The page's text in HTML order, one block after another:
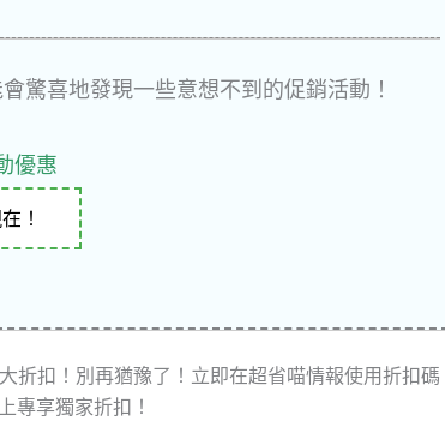
驚喜地發現一些意想不到的促銷活動！
優惠
！
折扣！別再猶豫了！立即在超省喵情報使用折扣碼
專享獨家折扣！